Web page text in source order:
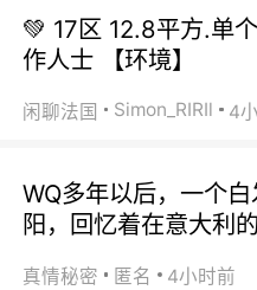
💚 17区 12.8平方.单
作人士 【环境】
闲聊法国 Simon_RIRIl 4
WQ多年以后，一个
阳，回忆着在意大利
真情秘密 匿名 4小时前